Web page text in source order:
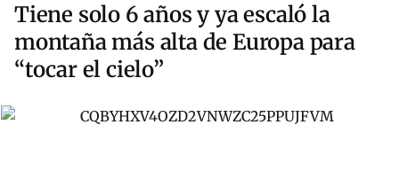
Tiene solo 6 años y ya escaló la
montaña más alta de Europa para
“tocar el cielo”